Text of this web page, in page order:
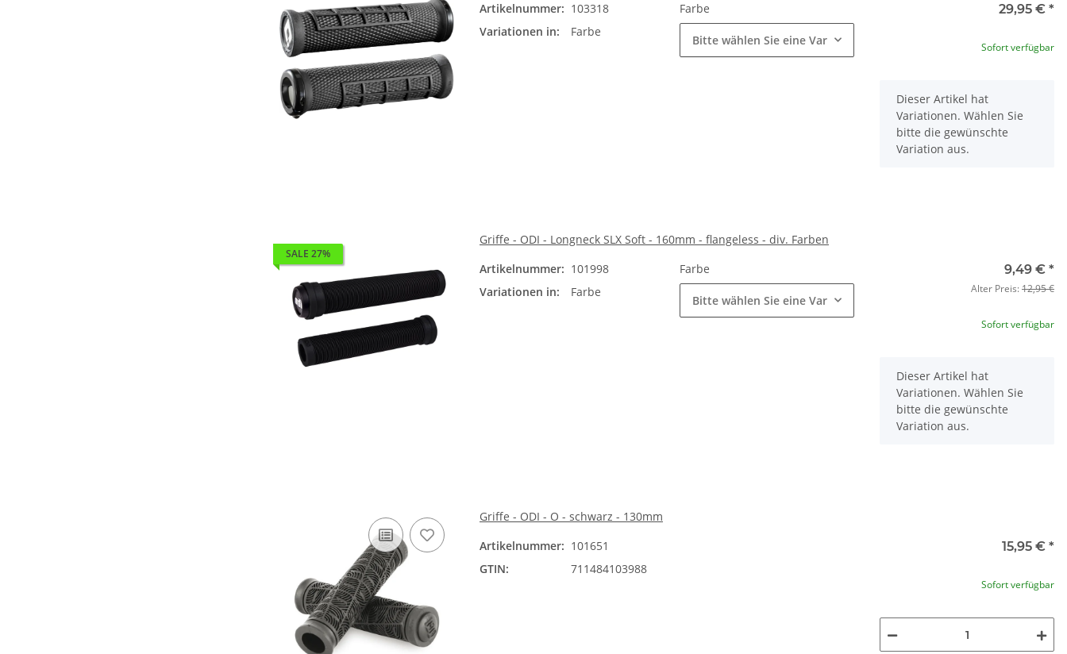
Artikelnummer: 103318
Variationen in:
Farbe
Farbe
Bitte wählen Sie eine Variation.
29,95 € *
Sofort verfügbar
x
Dieser Artikel hat
Variationen. Wählen Sie
bitte die gewünschte
Variation aus.
SALE 27%
Griffe - ODI - Longneck SLX Soft - 160mm - flangeless - div. Farben
Artikelnummer: 101998
Variationen in:
Farbe
Farbe
Bitte wählen Sie eine Variation.
9,49 € *
Alter Preis:12,95 €
Sofort verfügbar
x
Dieser Artikel hat
Variationen. Wählen Sie
bitte die gewünschte
Variation aus.
Griffe - ODI - O - schwarz - 130mm
Artikelnummer: 101651
GTIN:
711484103988
15,95 € *
Sofort verfügbar